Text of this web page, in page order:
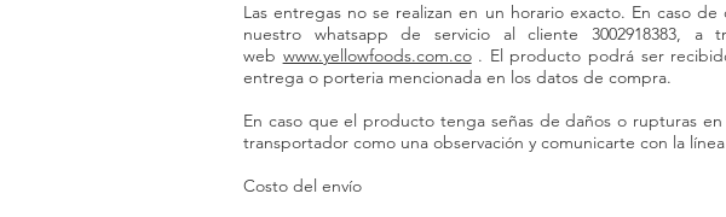
Las entregas no se realizan en un horario exacto. En caso
nuestro whatsapp de servicio al cliente 3002918383, a
web www.yellowfoods.com.co. El producto podrá ser
entrega o porteria mencionada en los datos de compra.
En caso que el producto tenga señas de daños o rupturas
transportador como una observación y comunicarte con la
Costo del envío